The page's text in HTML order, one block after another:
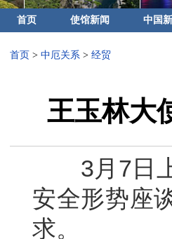
首页 使馆新闻 中国
首页 > 中厄关系 > 经贸
王玉林大
3月7日上
安全形势座
求。